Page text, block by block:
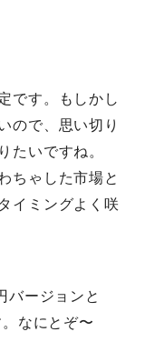
です。もしかし
ので、思い切り
いですね。
ちゃした市場と
イミングよく咲
バージョンと
なにとぞ〜